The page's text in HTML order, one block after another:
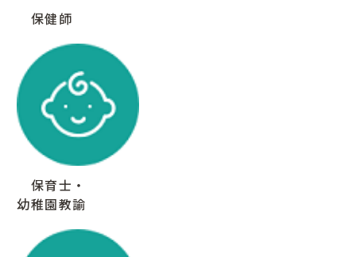
保健師
保育士・
幼稚園教諭